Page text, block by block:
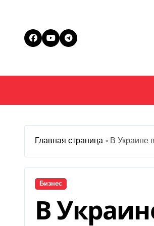
Главная страница » В Украине
Бизнес
В